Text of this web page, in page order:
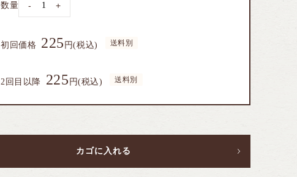
数量 - +
初回価格 225 円(税込)
2回目以降 225 円(税込)
カゴに入れる